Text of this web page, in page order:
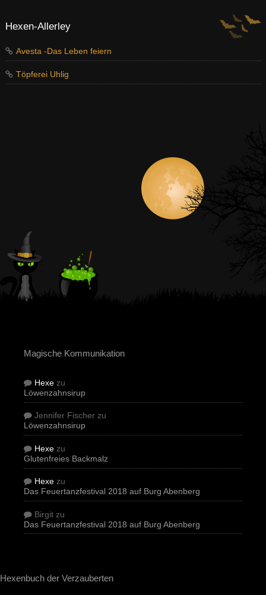
Hexen-Allerley
Avesta -Das Leben feiern
Töpferei Uhlig
Magische Kommunikation
Hexe zu
Löwenzahnsirup
Jennifer Fischer zu
Löwenzahnsirup
Hexe zu
Glutenfreies Backmalz
Hexe zu
Das Feuertanzfestival 2018 auf Burg Abenberg
Birgit zu
Das Feuertanzfestival 2018 auf Burg Abenberg
Hexenbuch der Verzauberten